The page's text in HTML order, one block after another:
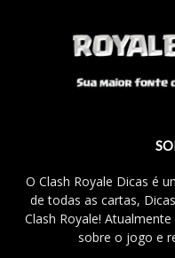
O Clash Royale Dicas é
de todas as cartas,
Clash Royale!
sobre o jogo e